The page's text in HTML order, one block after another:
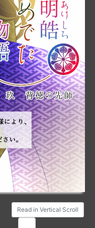
Read in Vertical Scroll